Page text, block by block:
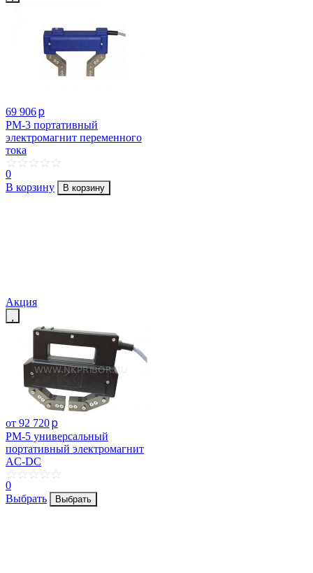
69 906p
PM-3 портативный
электромагнит переменного
тока
0
В корзину
В корзину
Акция
от 92 720p
PM-5 универсальный
портативный электромагнит
AC-DC
0
Выбрать
Выбрать